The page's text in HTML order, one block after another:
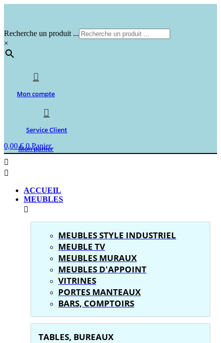
Recherche un produit ...
×
Mon compte
Service Client
0,00€ 0 Panier
Mon panier
ACCUEIL
MEUBLES
MEUBLES STYLE INDUSTRIEL
MEUBLE TV
MEUBLES MURAUX
MEUBLES D'APPOINT
VITRINES
PORTES MANTEAUX
BARS, COMPTOIRS
TABLES, BUREAUX